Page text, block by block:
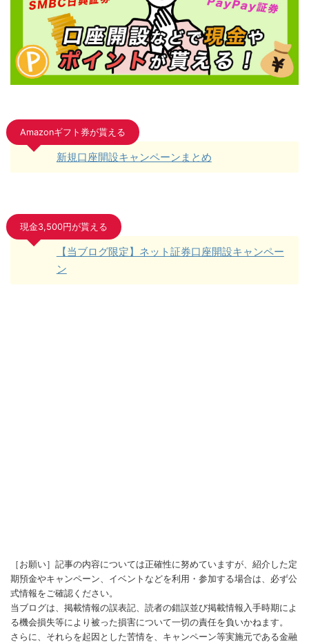
Amazonギフト券が貰える
新規口座開設キャンペーンまとめ
現金3,500円が貰える
【当ブログ限定】ネット証券口座開設キャンペー
ン
［お願い］記事の内容については正確性に努めていますが、紹介した定
期預金やキャンペーン、イベントなどを利用・参加する場合は、必ず公
式情報をご確認ください。
当ブログは、掲載情報の誤表記、読者の錯誤並び掲載情報入手時期によ
る機会損失等により被った損害について一切の責任を負いかねます。
さらに、それらを起因とした苦情を、キャンペーン等実施元である金融